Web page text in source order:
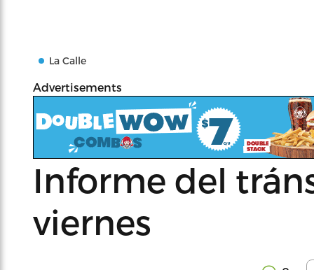
La Calle
Advertisements
Informe del
viernes